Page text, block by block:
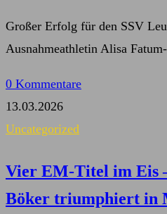
Großer Erfolg für den SSV
Ausnahmeathletin Alisa
0 Kommentare
13.03.2026
Uncategorized
Vier EM-Titel im Eis
Böker triumphiert in